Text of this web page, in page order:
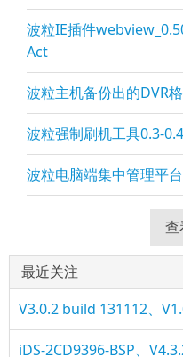
波粒IE插件
Act
波粒主机备份出的DVR
波粒强制刷机工具0.3-
波粒电脑端集中管理平台
查
最近关注
V3.0.2 build 131112、
iDS-2CD9396-BSP、